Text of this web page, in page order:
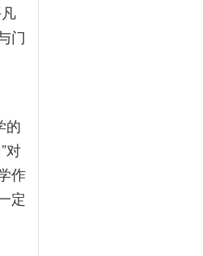
门
的
对
作
定